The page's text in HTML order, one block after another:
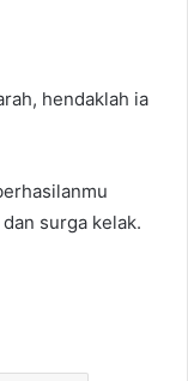
hendaklah ia
surga kelak.